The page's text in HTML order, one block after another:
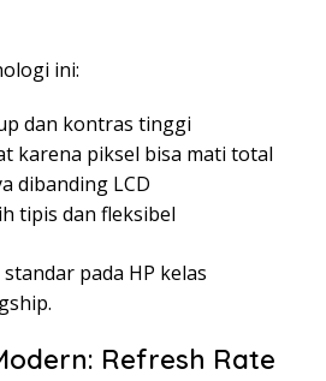
ini:
dan kontras tinggi
karena piksel bisa mati total
dibanding LCD
tipis dan fleksibel
pada HP kelas
Refresh Rate